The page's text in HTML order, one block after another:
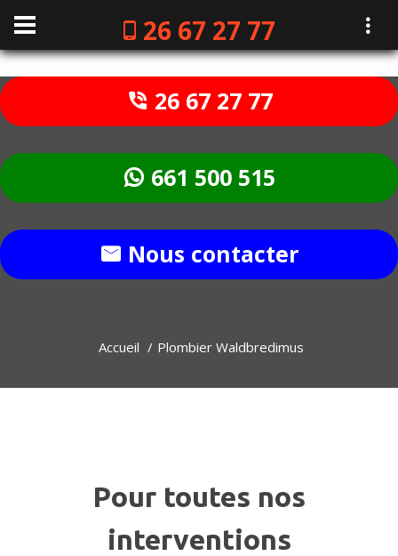
26 67 27 77
26 67 27 77
661 500 515
Nous contacter
Accueil Plombier Waldbredimus
Pour toutes nos
interventions